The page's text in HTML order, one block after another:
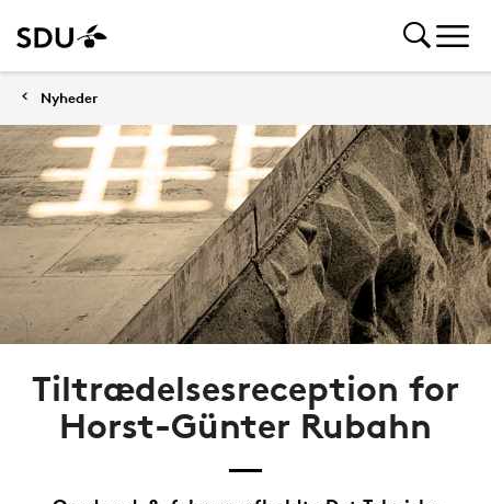
Nyheder
Tiltrædelsesreception for
Horst-Günter Rubahn